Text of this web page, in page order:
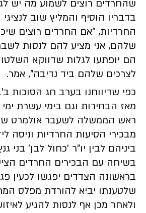
שהחרדים רוצים לשמוע מה יש
בדבריו הוסיף והמליץ שוב
החרדיות, "אם החרדים רוצים
שלהם, אני מציע להם לנסות
הם יופתעו לגלות שדווקא
לצרכים שלהם ביד נדיבה", אמר.
כפי שדיווחנו בערב חג הסוכות
מאז הבחירות וגם בימי עשרת
ראש הממשלה לשעבר אולמרט
מבכירי הסיעות החרדיות וניסה
ביניהם לבין יו"ר 'כחול לבן' בני
בשיחה עם הבכירים החרדים
בראשונה הצדדים יפגשו לכעין
שלטענתו יביא להורדת מפלס
ולאחר מכן אף לנסות להגיע